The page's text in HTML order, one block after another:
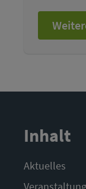
Inhalt
Aktuelles